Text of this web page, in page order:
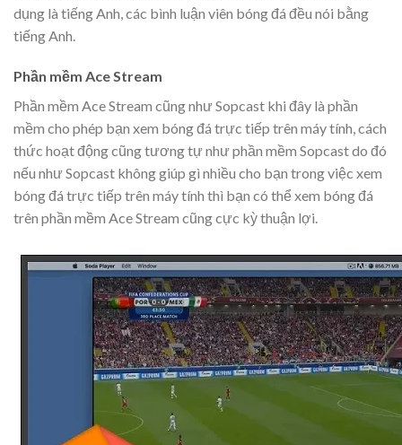
dụng là tiếng Anh, các bình luận viên bóng đá đều nói bằng
tiếng Anh.
Phần mềm Ace Stream
Phần mềm Ace Stream cũng như Sopcast khi đây là phần
mềm cho phép bạn xem bóng đá trực tiếp trên máy tính, cách
thức hoạt động cũng tương tự như phần mềm Sopcast do đó
nếu như Sopcast không giúp gì nhiều cho bạn trong việc xem
bóng đá trực tiếp trên máy tính thì bạn có thể xem bóng đá
trên phần mềm Ace Stream cũng cực kỳ thuận lợi.